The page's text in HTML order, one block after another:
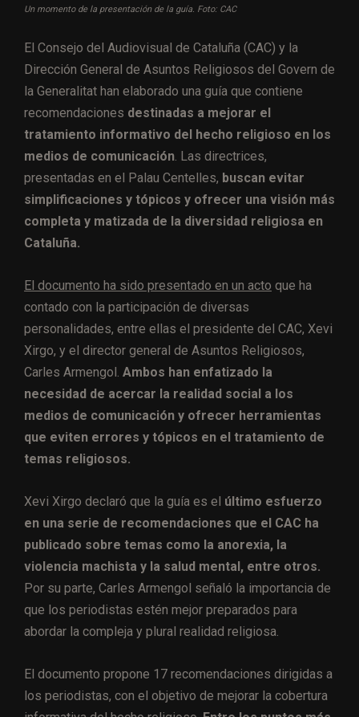
Un momento de la presentación de la guía. Foto: CAC
El Consejo del Audiovisual de Cataluña (CAC) y la
Dirección General de Asuntos Religiosos del Govern de
la Generalitat han elaborado una guía que contiene
recomendaciones destinadas a mejorar el
tratamiento informativo del hecho religioso en los
medios de comunicación. Las directrices,
presentadas en el Palau Centelles, buscan evitar
simplificaciones y tópicos y ofrecer una visión más
completa y matizada de la diversidad religiosa en
Cataluña.
El documento ha sido presentado en un acto que ha
contado con la participación de diversas
personalidades, entre ellas el presidente del CAC, Xevi
Xirgo, y el director general de Asuntos Religiosos,
Carles Armengol. Ambos han enfatizado la
necesidad de acercar la realidad social a los
medios de comunicación y ofrecer herramientas
que eviten errores y tópicos en el tratamiento de
temas religiosos.
Xevi Xirgo declaró que la guía es el último esfuerzo
en una serie de recomendaciones que el CAC ha
publicado sobre temas como la anorexia, la
violencia machista y la salud mental, entre otros.
Por su parte, Carles Armengol señaló la importancia de
que los periodistas estén mejor preparados para
abordar la compleja y plural realidad religiosa.
El documento propone 17 recomendaciones dirigidas a
los periodistas, con el objetivo de mejorar la cobertura